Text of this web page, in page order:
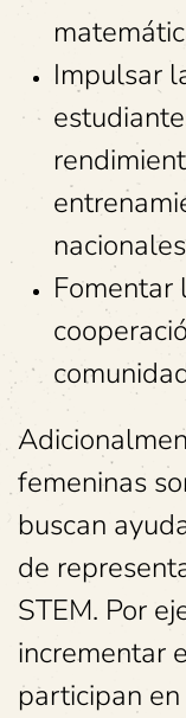
Impulsar
Fomentar
femeninas
buscan
de
STEM. Por
incrementar
participan